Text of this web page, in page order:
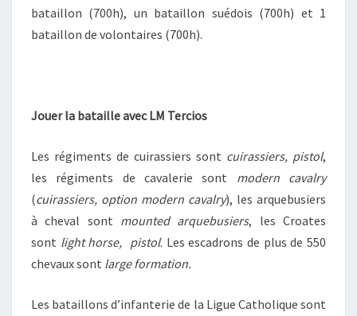
bataillon (700h), un bataillon suédois (700h) et 1
bataillon de volontaires (700h).
Jouer la bataille avec LM Tercios
Les régiments de cuirassiers sont cuirassiers, pistol,
les régiments de cavalerie sont modern cavalry
(cuirassiers, option modern cavalry), les arquebusiers
à cheval sont mounted arquebusiers, les Croates
sont light horse, pistol. Les escadrons de plus de 550
chevaux sont large formation.
Les bataillons d’infanterie de la Ligue Catholique sont